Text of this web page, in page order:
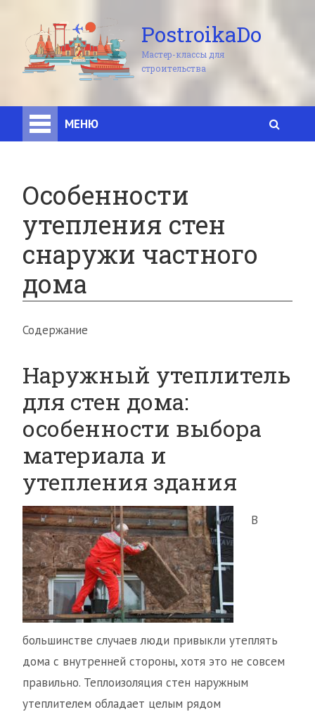
PostroikaDo
Мастер-классы для
строительства
МЕНЮ
Особенности
утепления стен
снаружи частного
дома
Содержание
Наружный утеплитель
для стен дома:
особенности выбора
материала и
утепления здания
В
большинстве случаев люди привыкли утеплять
дома с внутренней стороны, хотя это не совсем
правильно. Теплоизоляция стен наружным
утеплителем обладает целым рядом